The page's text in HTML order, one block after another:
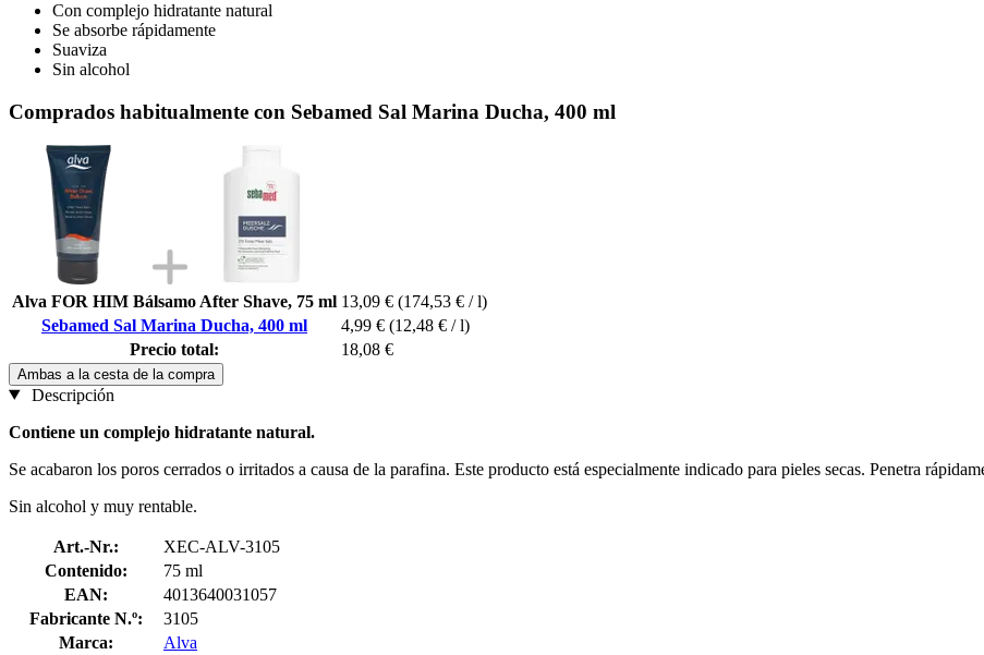
Con complejo hidratante natural
Se absorbe rápidamente
Suaviza
Sin alcohol
Comprados habitualmente con Sebamed Sal Marina Ducha, 400 ml
Alva FOR HIM Bálsamo After Shave, 75 ml 13,09 € (174,53 € / l)
Sebamed Sal Marina Ducha, 400 ml
4,99 € (12,48 € / l)
Precio total:
18,08 €
Ambas a la cesta de la compra
Descripción
Contiene un complejo hidratante natural.
Se acabaron los poros cerrados o irritados a causa de la parafina. Este producto está especialmente indicado para pieles secas. Penetra
Sin alcohol y muy rentable.
Art.-Nr.:
XEC-ALV-3105
Contenido:
75 ml
EAN:
4013640031057
Fabricante N.º:
3105
Marca:
Alva